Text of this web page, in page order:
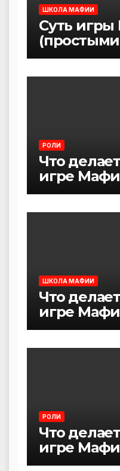
ШКОЛА МАФИИ
Суть
РОЛИ
Что
игре
ШКОЛА МАФИИ
Что
игре
РОЛИ
Что
игре